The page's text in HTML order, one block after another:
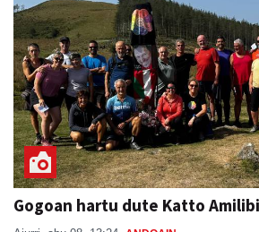
Gogoan hartu dute Katto